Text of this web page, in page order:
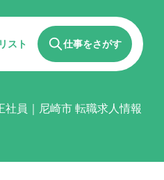
スト 仕事をさがす
員｜尼崎市 転職求人情報